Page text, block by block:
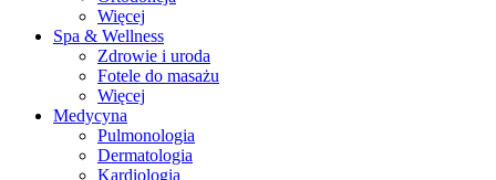
Więcej
Spa & Wellness
Zdrowie i uroda
Fotele do masażu
Więcej
Medycyna
Pulmonologia
Dermatologia
Kardiologia